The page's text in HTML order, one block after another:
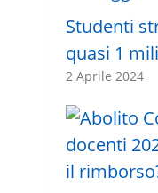
Studenti
quasi 1
2 Aprile 2024